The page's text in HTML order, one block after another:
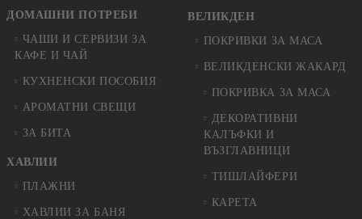
ДОМАШНИ ПОТРЕБИ
ЧАШИ И СЕРВИЗИ ЗА
КАФЕ И ЧАЙ
КУХНЕНСКИ ПОСОБИЯ
АРОМАТНИ СВЕЩИ
ЗА БИТА
ХАВЛИИ
ПЛАЖНИ
ХАВЛИИ ЗА БАНЯ
ВЕЛИКДЕН
ПОКРИВКИ ЗА МАСА
ВЕЛИКДЕНСКИ ЖАКАРД
ПОКРИВКА ЗА МАСА
ДЕКОРАТИВНИ
КАЛЪФКИ И
ВЪЗГЛАВНИЦИ
ТИШЛАЙФЕРИ
КАРЕТА